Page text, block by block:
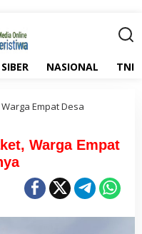
NASIONAL TNI
Empat Desa
Warga Empat